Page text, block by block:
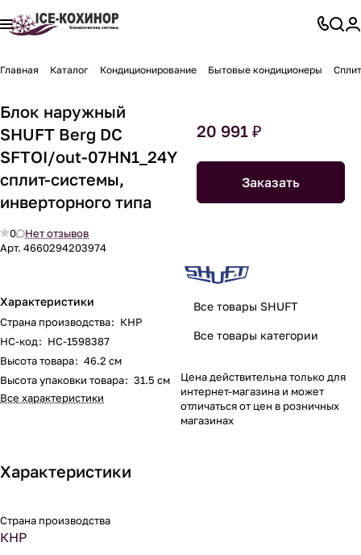
Главная Каталог Кондиционирование Бытовые кондиционеры
Блок наружный
SHUFT Berg DC
SFTOI/out-07HN1_24Y
сплит-системы,
инверторного типа
0
Нет отзывов
Арт. 4660294203974
Характеристики
Страна производства: КНР
НС-код: НС-1598387
Высота товара: 46.2 см
Высота упаковки товара: 31.5 см
Все характеристики
20 991 ₽
Заказать
Все товары SHUFT
Все товары категории
Цена действительна только для
интернет-магазина и может
отличаться от цен в розничных
магазинах
Характеристики
Страна производства
КНР